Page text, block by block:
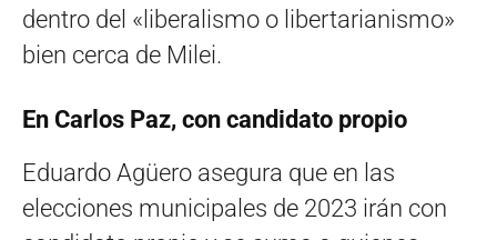
dentro del «liberalismo o libertarianismo»
bien cerca de Milei.
En Carlos Paz, con candidato propio
Eduardo Agüero asegura que en las
elecciones municipales de 2023 irán con